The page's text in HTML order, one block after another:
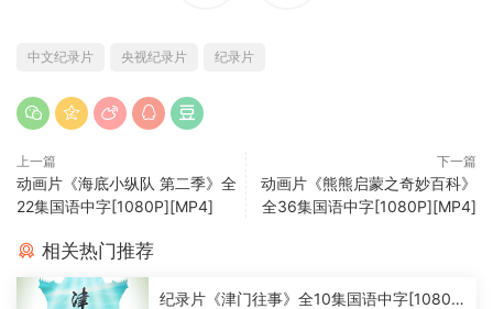
中文纪录片 央视纪录片 纪录片
上一篇
动画片《海底小纵队 第二季》全
22集国语中字[1080P][MP4]
下一篇
动画片《熊熊启蒙之奇妙百科》
全36集国语中字[1080P][MP4]
相关热门推荐
纪录片《津门往事》全10集国语中字[1080